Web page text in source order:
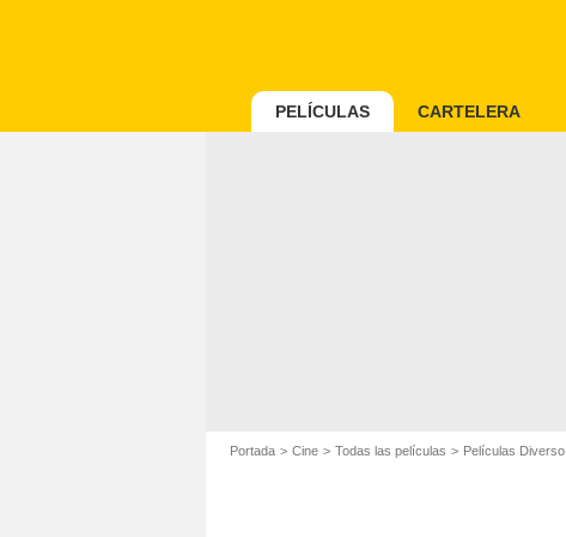
PELÍCULAS CARTELERA
Portada Cine Todas las películas Películas Diverso